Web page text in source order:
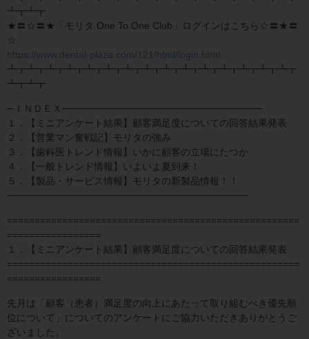
┻┳┻┳
★〓☆〓★「モリタ One To One Club」ログインはこちら☆〓★〓
☆
https://www.dental-plaza.com/121/html/login.html
┻┳┻┳┻┳┻┳┻┳┻┳┻┳┻┳┻┳┻┳┻┳┻┳┻┳┻┳┻┳
┻┳┻┳
─ＩＮＤＥＸ─────────────────────────────
１．【ミニアンケート結果】顧客満足度についての回答結果発表
２．【営業マン奮戦記】モリタの強み
３．【歯科医トレンド情報】いかに顧客の立場にたつか
４．【一般トレンド情報】いよいよ夏到来！
５．【製品・サービス情報】モリタの新製品情報！！
───────────────────────────────────
=====================================================
=================
１．【ミニアンケート結果】顧客満足度についての回答結果発表
=====================================================
=================
先月は「顧客（患者）満足度の向上にあたって取り組むべき優先順
位について」についてのアンケートにご協力いただきありがとうご
ざいました。